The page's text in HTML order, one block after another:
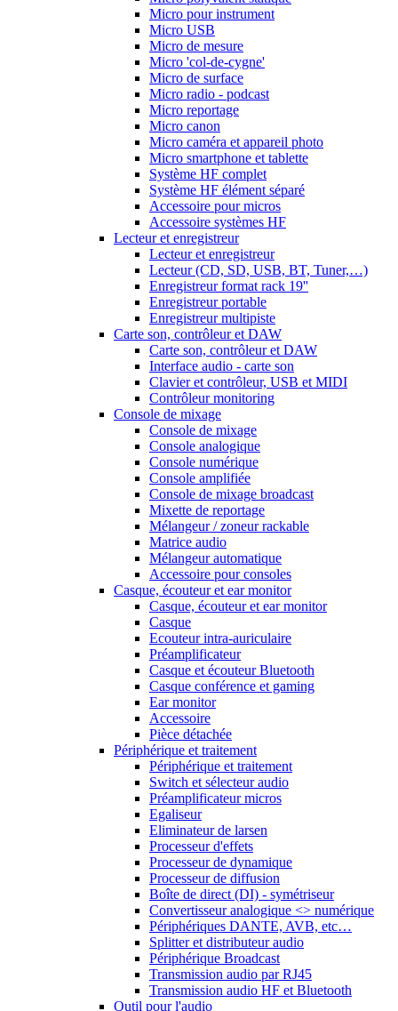
Micro pour instrument
Micro USB
Micro de mesure
Micro 'col-de-cygne'
Micro de surface
Micro radio - podcast
Micro reportage
Micro canon
Micro caméra et appareil photo
Micro smartphone et tablette
Système HF complet
Système HF élément séparé
Accessoire pour micros
Accessoire systèmes HF
Lecteur et enregistreur
Lecteur et enregistreur
Lecteur (CD, SD, USB, BT, Tuner,…)
Enregistreur format rack 19''
Enregistreur portable
Enregistreur multipiste
Carte son, contrôleur et DAW
Carte son, contrôleur et DAW
Interface audio - carte son
Clavier et contrôleur, USB et MIDI
Contrôleur monitoring
Console de mixage
Console de mixage
Console analogique
Console numérique
Console amplifiée
Console de mixage broadcast
Mixette de reportage
Mélangeur / zoneur rackable
Matrice audio
Mélangeur automatique
Accessoire pour consoles
Casque, écouteur et ear monitor
Casque, écouteur et ear monitor
Casque
Ecouteur intra-auriculaire
Préamplificateur
Casque et écouteur Bluetooth
Casque conférence et gaming
Ear monitor
Accessoire
Pièce détachée
Périphérique et traitement
Périphérique et traitement
Switch et sélecteur audio
Préamplificateur micros
Egaliseur
Eliminateur de larsen
Processeur d'effets
Processeur de dynamique
Processeur de diffusion
Boîte de direct (DI) - symétriseur
Convertisseur analogique <> numérique
Périphériques DANTE, AVB, etc…
Splitter et distributeur audio
Périphérique Broadcast
Transmission audio par RJ45
Transmission audio HF et Bluetooth
Outil pour l'audio